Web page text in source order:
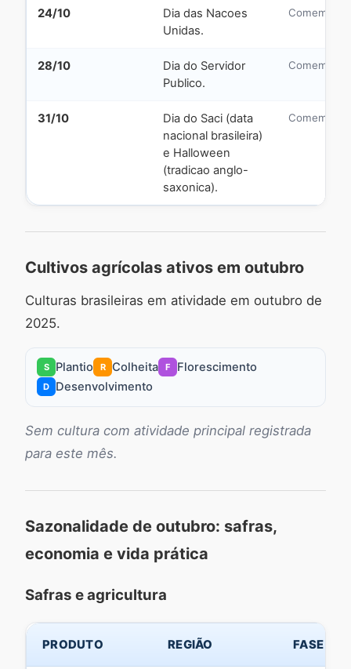
24/10
Dia das Nacoes
Unidas.
28/10
Dia do Servidor
Publico.
31/10
Dia do Saci (data
nacional brasileira)
e Halloween
(tradicao anglo-
saxonica).
Cultivos agrícolas ativos em outubro
Culturas brasileiras em atividade em outubro de
2025.
S Plantio R Colheita F Florescimento
D Desenvolvimento
Sem cultura com atividade principal registrada
para este mês.
Sazonalidade de outubro: safras,
economia e vida prática
Safras e agricultura
PRODUTO REGIÃO FASE